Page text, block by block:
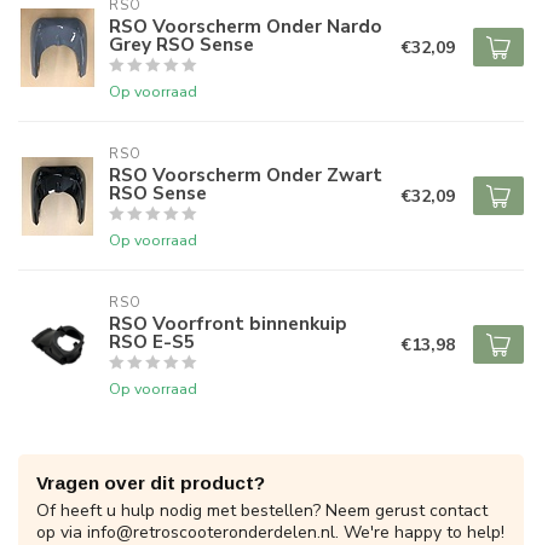
RSO
RSO Voorscherm Onder Nardo
Grey RSO Sense
Op voorraad
€32,09
RSO
RSO Voorscherm Onder Zwart
RSO Sense
Op voorraad
€32,09
RSO
RSO Voorfront binnenkuip
RSO E-S5
Op voorraad
€13,98
Vragen over dit product?
Of heeft u hulp nodig met bestellen? Neem gerust contact
op via info@retroscooteronderdelen.nl. We're happy to help!